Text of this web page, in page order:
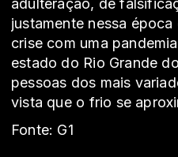
adulteração, de
justamente nessa
crise com uma
estado do Rio Grande
pessoas dos mais
vista que o frio se
Fonte: G1